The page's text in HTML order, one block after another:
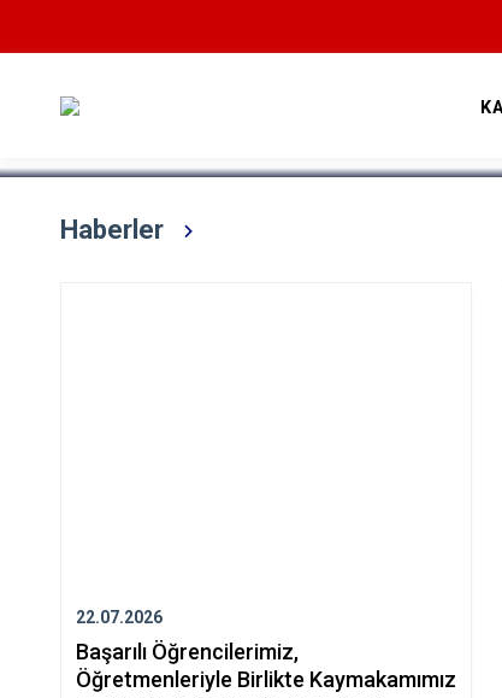
Haberler
22.07.2026
Başarılı Öğrencilerimiz,
Öğretmenleriyle Birlikte Kaymakamımız